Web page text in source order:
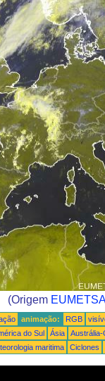
(Origem
animação: RGB
do Sul Ásia Austrália-
maritima Ciclones